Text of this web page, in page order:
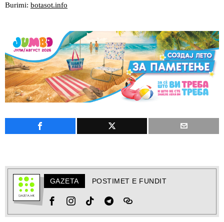
Burimi: botasot.info
GAZETA POSTIMET E FUNDIT